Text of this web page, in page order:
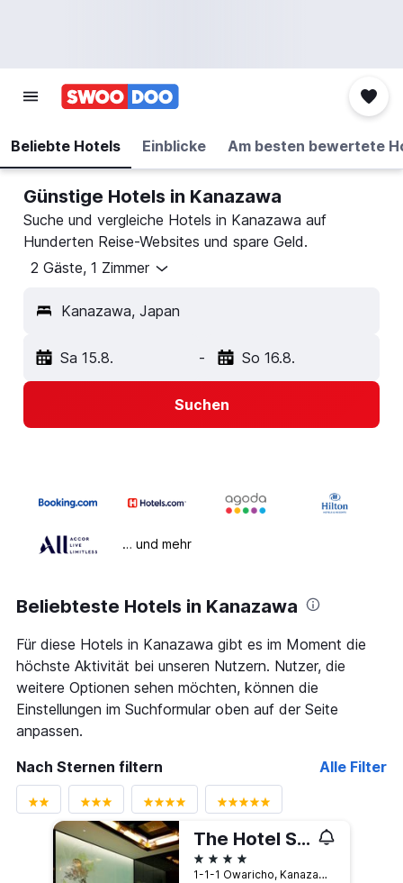
Beliebte Hotels Einblicke Am besten bewertete
Günstige Hotels in Kanazawa
Suche und vergleiche Hotels in Kanazawa auf
Hunderten Reise-Websites und spare Geld.
2 Gäste, 1 Zimmer
Kanazawa, Japan
Sa 15.8. - So 16.8.
Suchen
… und mehr
Beliebteste Hotels in Kanazawa
Für diese Hotels in Kanazawa gibt es im Moment die
höchste Aktivität bei unseren Nutzern. Nutzer, die
weitere Optionen sehen möchten, können die
Einstellungen im Suchformular oben auf der Seite
anpassen.
Nach Sternen filtern
Alle Filter
The Hotel Sanraku Kanazawa
4 Sterne
1-1-1 Owaricho, Kanazawa, Japan